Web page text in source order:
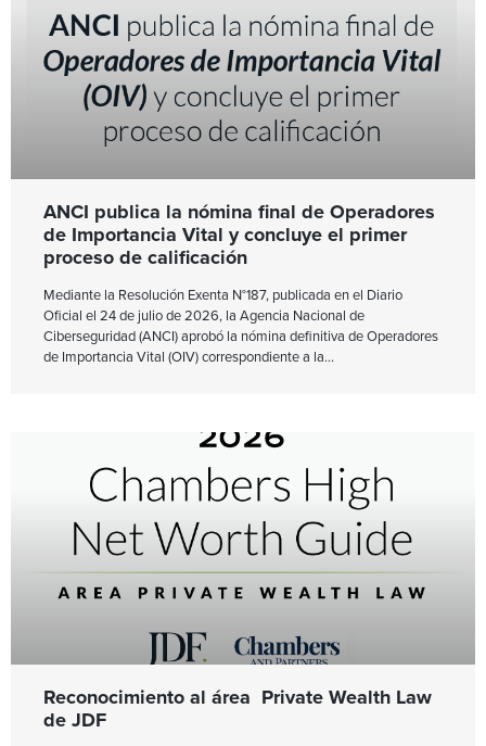
ANCI publica la nómina final de Operadores
de Importancia Vital y concluye el primer
proceso de calificación
Mediante la Resolución Exenta N°187, publicada en el Diario
Oficial el 24 de julio de 2026, la Agencia Nacional de
Ciberseguridad (ANCI) aprobó la nómina definitiva de Operadores
de Importancia Vital (OIV) correspondiente a la
Reconocimiento al área Private Wealth Law
de JDF